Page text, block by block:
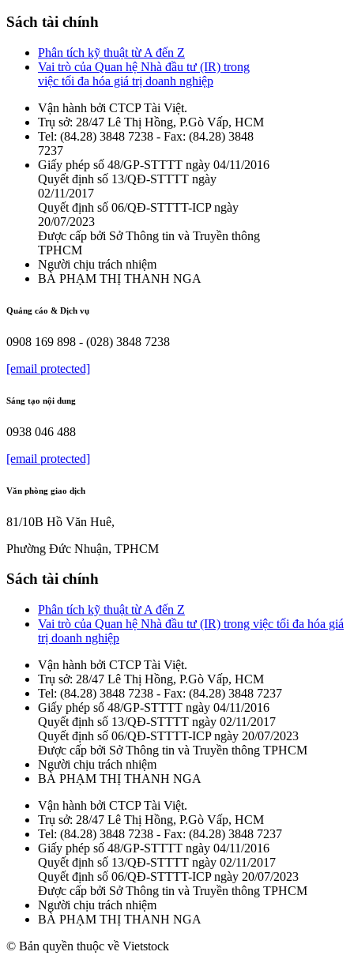
Sách tài chính
Phân tích kỹ thuật từ A đến Z
Vai trò của Quan hệ Nhà đầu tư (IR) trong
việc tối đa hóa giá trị doanh nghiệp
Vận hành bởi CTCP Tài Việt.
Trụ sở: 28/47 Lê Thị Hồng, P.Gò Vấp, HCM
Tel: (84.28) 3848 7238 - Fax: (84.28) 3848
7237
Giấy phép số 48/GP-STTTT ngày 04/11/2016
Quyết định số 13/QĐ-STTTT ngày
02/11/2017
Quyết định số 06/QĐ-STTTT-ICP ngày
20/07/2023
Được cấp bởi Sở Thông tin và Truyền thông
TPHCM
Người chịu trách nhiệm
BÀ PHẠM THỊ THANH NGA
Quảng cáo & Dịch vụ
0908 169 898 - (028) 3848 7238
[email protected]
Sáng tạo nội dung
0938 046 488
[email protected]
Văn phòng giao dịch
81/10B Hồ Văn Huê,
Phường Đức Nhuận, TPHCM
Sách tài chính
Phân tích kỹ thuật từ A đến Z
Vai trò của Quan hệ Nhà đầu tư (IR) trong việc tối đa hóa giá
trị doanh nghiệp
Vận hành bởi CTCP Tài Việt.
Trụ sở: 28/47 Lê Thị Hồng, P.Gò Vấp, HCM
Tel: (84.28) 3848 7238 - Fax: (84.28) 3848 7237
Giấy phép số 48/GP-STTTT ngày 04/11/2016
Quyết định số 13/QĐ-STTTT ngày 02/11/2017
Quyết định số 06/QĐ-STTTT-ICP ngày 20/07/2023
Được cấp bởi Sở Thông tin và Truyền thông TPHCM
Người chịu trách nhiệm
BÀ PHẠM THỊ THANH NGA
Vận hành bởi CTCP Tài Việt.
Trụ sở: 28/47 Lê Thị Hồng, P.Gò Vấp, HCM
Tel: (84.28) 3848 7238 - Fax: (84.28) 3848 7237
Giấy phép số 48/GP-STTTT ngày 04/11/2016
Quyết định số 13/QĐ-STTTT ngày 02/11/2017
Quyết định số 06/QĐ-STTTT-ICP ngày 20/07/2023
Được cấp bởi Sở Thông tin và Truyền thông TPHCM
Người chịu trách nhiệm
BÀ PHẠM THỊ THANH NGA
© Bản quyền thuộc về Vietstock